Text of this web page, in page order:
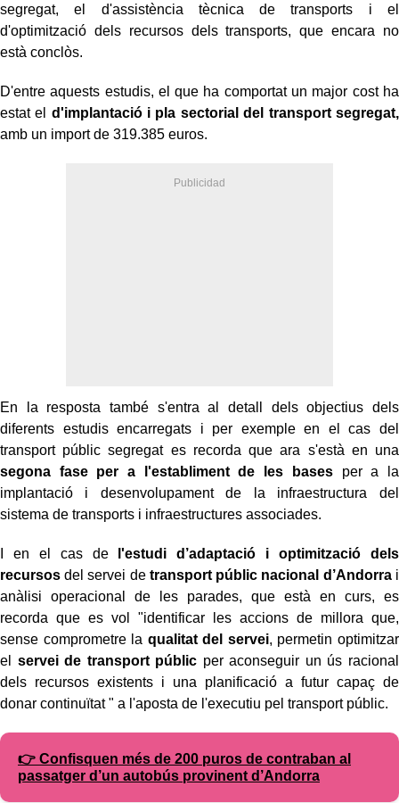
segregat, el d'assistència tècnica de transports i el
d'optimització dels recursos dels transports, que encara no
està conclòs.
D'entre aquests estudis, el que ha comportat un major cost ha
estat el d'implantació i pla sectorial del transport segregat,
amb un import de 319.385 euros.
En la resposta també s'entra al detall dels objectius dels
diferents estudis encarregats i per exemple en el cas del
transport públic segregat es recorda que ara s'està en una
segona fase per a l'establiment de les basesper a la
implantació i desenvolupament de la infraestructura del
sistema de transports i infraestructures associades.
I en el cas del'estudi d’adaptació i optimització dels
recursos del servei de transport públic nacional d’Andorrai
anàlisi operacional de les parades, que està en curs, es
recorda que es vol "identificar les accions de millora que,
sense comprometre la qualitat del servei, permetin optimitzar
el servei de transport públic per aconseguir un ús racional
dels recursos existents i una planificació a futur capaç de
donar continuïtat " a l'aposta de l'executiu pel transport públic.
👉 Confisquen més de 200 puros de contraban al
passatger d’un autobús provinent d’Andorra